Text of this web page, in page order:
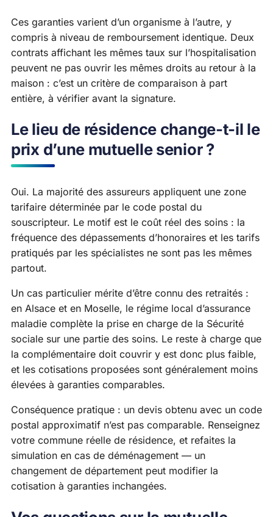
Ces garanties varient d’un organisme à l’autre, y
compris à niveau de remboursement identique. Deux
contrats affichant les mêmes taux sur l’hospitalisation
peuvent ne pas ouvrir les mêmes droits au retour à la
maison : c’est un critère de comparaison à part
entière, à vérifier avant la signature.
Le lieu de résidence change-t-il le
prix d’une mutuelle senior ?
Oui. La majorité des assureurs appliquent une zone
tarifaire déterminée par le code postal du
souscripteur. Le motif est le coût réel des soins : la
fréquence des dépassements d’honoraires et les tarifs
pratiqués par les spécialistes ne sont pas les mêmes
partout.
Un cas particulier mérite d’être connu des retraités :
en Alsace et en Moselle, le régime local d’assurance
maladie complète la prise en charge de la Sécurité
sociale sur une partie des soins. Le reste à charge que
la complémentaire doit couvrir y est donc plus faible,
et les cotisations proposées sont généralement moins
élevées à garanties comparables.
Conséquence pratique : un devis obtenu avec un code
postal approximatif n’est pas comparable. Renseignez
votre commune réelle de résidence, et refaites la
simulation en cas de déménagement — un
changement de département peut modifier la
cotisation à garanties inchangées.